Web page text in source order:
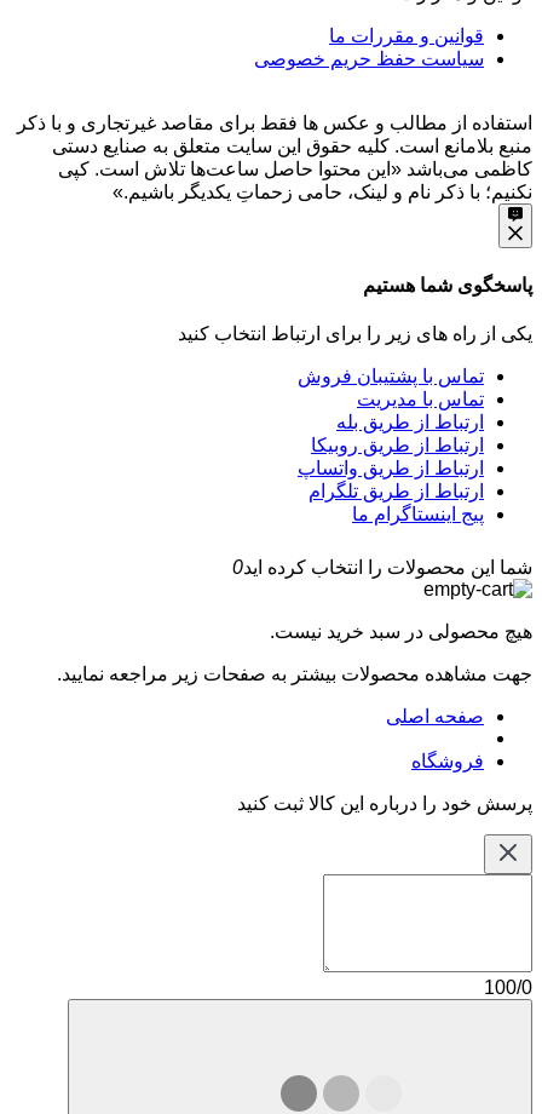
قوانین و مقررات ما
سیاست حفظ حریم خصوصی
استفاده از مطالب و عکس ها فقط برای مقاصد غیرتجاری و با ذکر
منبع بلامانع است. کلیه حقوق این سایت متعلق به صنایع دستی
کاظمی می‌باشد «این محتوا حاصل ساعت‌ها تلاش است. کپی
نکنیم؛ با ذکر نام و لینک، حامی زحماتِ یکدیگر باشیم.»
پاسخگوی شما هستیم
یکی از راه های زیر را برای ارتباط انتخاب کنید
تماس با پشتیبان فروش
تماس با مدیریت
ارتباط از طریق بله
ارتباط از طریق روبیکا
ارتباط از طریق واتساپ
ارتباط از طریق تلگرام
پیج اینستاگرام ما
شما این محصولات را انتخاب کرده اید0
هیچ محصولی در سبد خرید نیست.
جهت مشاهده محصولات بیشتر به صفحات زیر مراجعه نمایید.
صفحه اصلی
فروشگاه
پرسش خود را درباره این کالا ثبت کنید
100/0